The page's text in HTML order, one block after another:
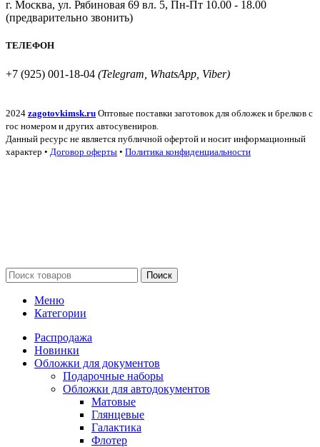
г. Москва, ул. Рябиновая 69 вл. 5, Пн-Пт 10.00 - 18.00
(предварительно звонить)
ТЕЛЕФОН
+7 (925) 001-18-04 (Telegram, WhatsApp, Viber)
2024 zagotovkimsk.ru Оптовые поставки заготовок для обложек и брелков с
гос номером и других автосувениров.
Данный ресурс не является публичной офертой и носит информационный
характер • Договор оферты • Политика конфиденциальности
Поиск
Меню
Категории
Распродажа
Новинки
Обложки для документов
Подарочные наборы
Обложки для автодокументов
Матовые
Глянцевые
Галактика
Флотер